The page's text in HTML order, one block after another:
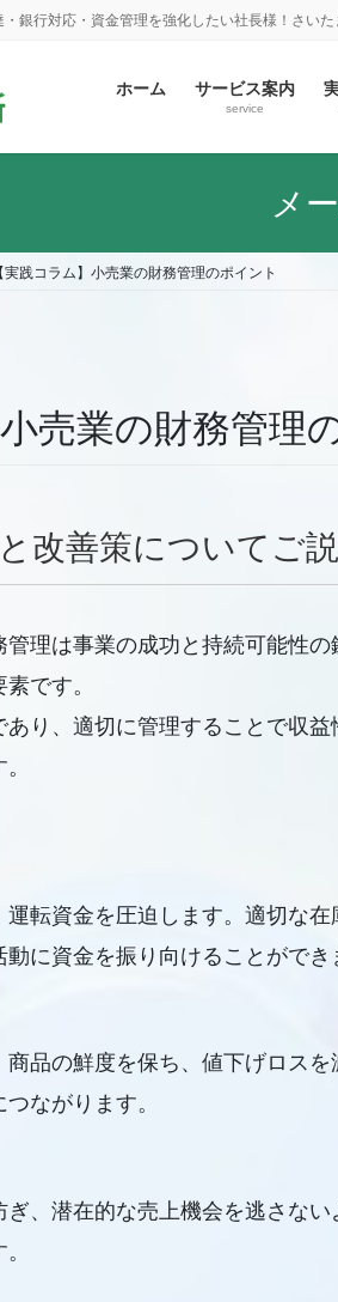
銀行対応・資金管理を強化したい社長様！さいた
ホーム サービス案内
service
メ
【実践コラム】小売業の財務管理のポイント
売業の財務管理
改善策についてご説
理は事業の成功と持続可能性
です。
り、適切に管理することで収
転資金を圧迫します。適切な在
に資金を振り向けることができ
品の鮮度を保ち、値下げロス
ながります。
、潜在的な売上機会を逃さな